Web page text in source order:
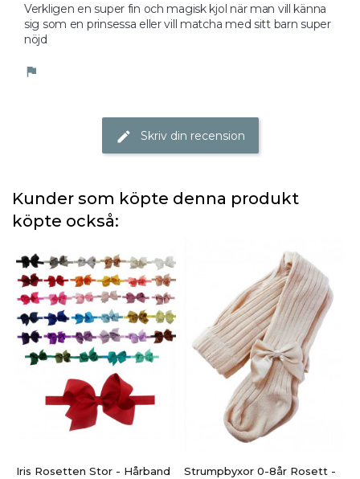
Verkligen en super fin och magisk kjol när man vill känna
sig som en prinsessa eller vill matcha med sitt barn super
nöjd
flag
edit Skriv din recension
Kunder som köpte denna produkt
köpte också:
Iris Rosetten Stor - Hårband
Strumpbyxor 0-8år Rosett -